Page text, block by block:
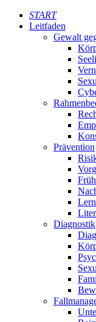
START
Leitfaden
Gewalt
Prävention
Diagnostik